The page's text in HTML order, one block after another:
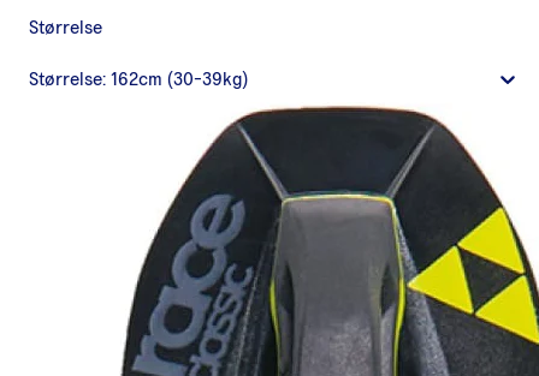
Størrelse
Størrelse: 162cm (30-39kg)